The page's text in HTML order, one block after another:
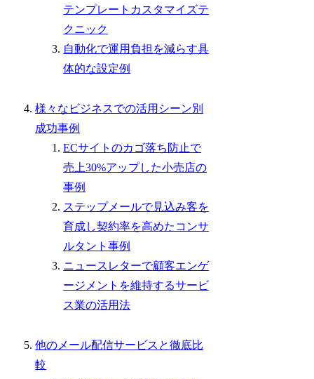
テンプレートカスタマイズテ
クニック
自動化で運用負担を減らす具
体的な設定例
様々なビジネスでの活用シーン別
成功事例
ECサイトのカゴ落ち防止で
売上30%アップした小売店の
事例
ステップメールで見込み客を
育成し契約率を高めたコンサ
ルタント事例
ニュースレターで顧客エンゲ
ージメントを維持するサービ
ス業の活用法
他のメール配信サービスと徹底比
較